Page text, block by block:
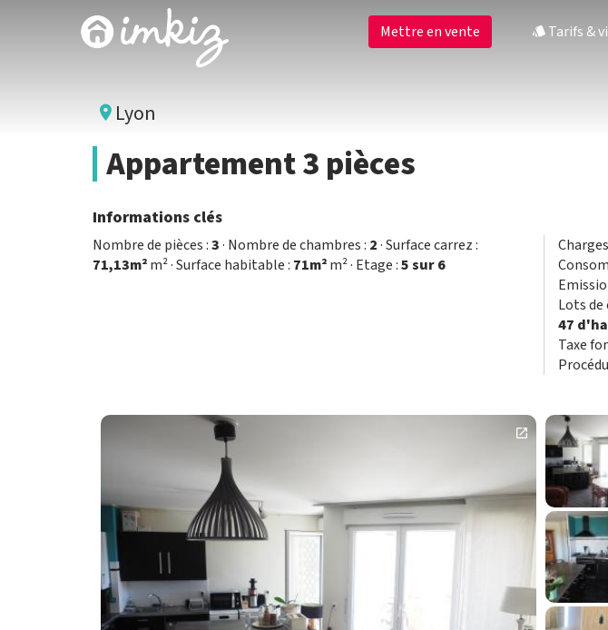
Mettre en vente Tarifs &
Lyon
Appartement 3 pièces
Informations clés
Nombre de pièces :3· Nombre de chambres : 2· Surface carrez :
71,13m²m² · Surface habitable : 71m²m² · Etage :5 sur 6
Lots
47
Taxe